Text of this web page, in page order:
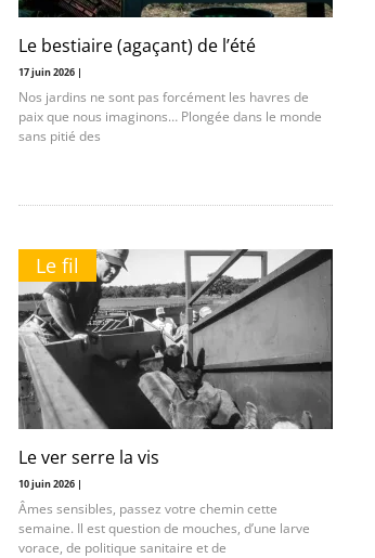
Le bestiaire (agaçant) de l’été
17 juin 2026 |
Nos jardins ne sont pas forcément les havres de
paix que nous imaginons… Plongée dans le monde
sans pitié des
Le fil
Le ver serre la vis
10 juin 2026 |
Âmes sensibles, passez votre chemin cette
semaine. Il est question de mouches, d’une larve
vorace, de politique sanitaire et de